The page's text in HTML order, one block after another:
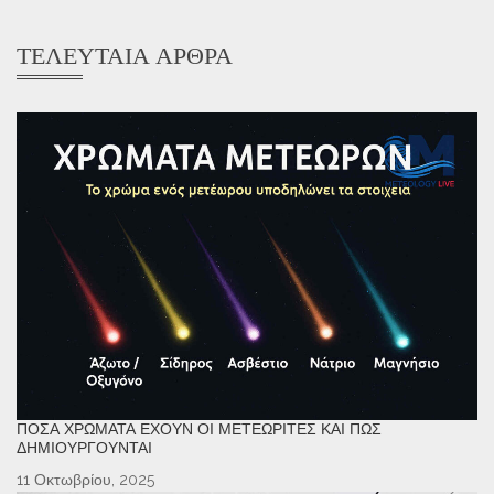
ΤΕΛΕΥΤΑΊΑ ΆΡΘΡΑ
ΠΌΣΑ ΧΡΏΜΑΤΑ ΈΧΟΥΝ ΟΙ ΜΕΤΕΩΡΊΤΕΣ ΚΑΙ ΠΏΣ
ΔΗΜΙΟΥΡΓΟΎΝΤΑΙ
11 Οκτωβρίου, 2025